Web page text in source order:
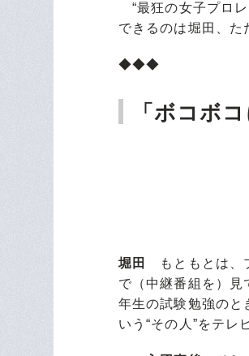
“最狂の女子プロ
できるのは堀田、た
◆◆◆
「ボコボ
堀田
もともとは、
で（中継番組を）見
年生の試験勉強のと
いう“その人”をテレ